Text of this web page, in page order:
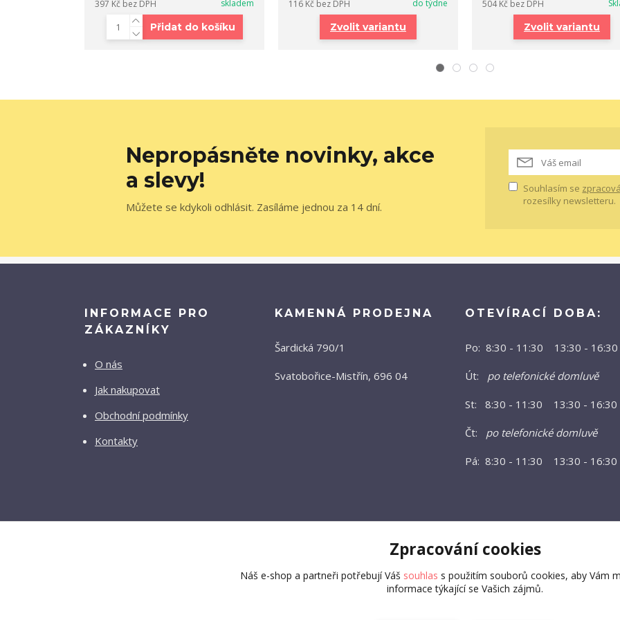
397 Kč bez DPH skladem
Přidat do košíku
116 Kč bez DPH
do týdne
Zvolit variantu
504 Kč bez DPH
Zvolit variantu
Nepropásněte novinky, akce
a slevy!
Můžete se kdykoli odhlásit. Zasíláme jednou za 14 dní.
Souhlasím se
rozesílky newsletteru.
INFORMACE PRO
ZÁKAZNÍKY
O nás
Jak nakupovat
Obchodní podmínky
Kontakty
KAMENNÁ PRODEJNA
Šardická 790/1
Svatobořice-Mistřín, 696 04
OTEVÍRACÍ DOBA:
Po: 8:30 - 11:30 13:30 - 16:30
Út: po telefonické domluvě
St: 8:30 - 11:30 13:30 - 16:30
Čt: po telefonické domluvě
Pá: 8:30 - 11:30 13:30 - 16:30
Zpracování cookies
Náš e-shop a partneři potřebují Váš souhlas s použitím souborů cookies, aby Vám
informace týkající se Vašich zájmů.